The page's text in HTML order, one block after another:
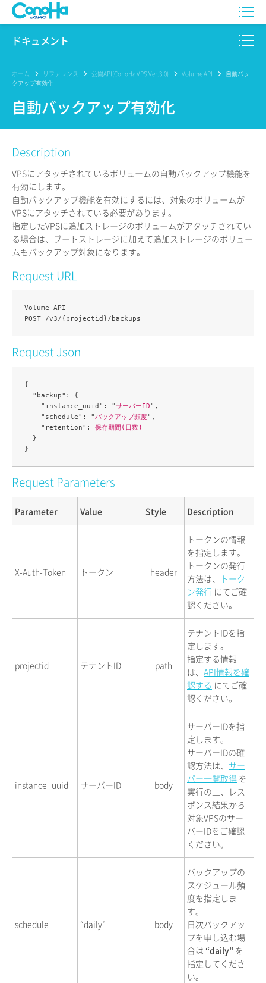
WING
Pencil
サービス一覧
サポート
ログイン
ドキュメント
このサイトについて
プロダクト
リファレンス
リリースノート
ホーム リファレンス 公開API(ConoHa VPS Ver.3.0) Volume API
自動バッ
クアップ有効化
自動バックアップ有効化
Description
VPSにアタッチされているボリュームの自動バックアップ機能を
有効にします。
自動バックアップ機能を有効にするには、対象のボリュームが
VPSにアタッチされている必要があります。
指定したVPSに追加ストレージのボリュームがアタッチされてい
る場合は、ブートストレージに加えて追加ストレージのボリュー
ムもバックアップ対象になります。
Request URL
Volume API
Request Json
{
  "backup": {
    "instance_uuid": "
サーバーID",
    "schedule": "
バックアップ頻度",
    "retention":
保存期間(日数)
  }
Request Parameters
Parameter Value Style Description
X-Auth-Token トークン header
トークンの情報
を指定します。
トークンの発行
方法は、
トーク
ン発行 にてご確
認ください。
projectid テナントID path
テナントIDを指
定します。
指定する情報
は、 API情報を確
認する にてご確
認ください。
instance_uuid サーバーID body
サーバーIDを指
定します。
サーバーIDの確
認方法は、 サー
バー一覧取得 を
実行の上、レス
ポンス結果から
対象VPSのサー
バーIDをご確認
ください。
schedule “daily” body
バックアップの
スケジュール頻
度を指定しま
す。
日次バックアッ
プを申し込む場
合は “daily” を
指定してくださ
い。